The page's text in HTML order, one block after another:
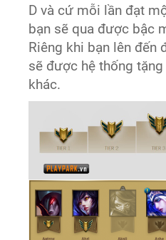
D và cứ mỗi lần đạt
bạn sẽ qua được bậc
Riêng khi bạn lên đến
sẽ được hệ thống
khác.